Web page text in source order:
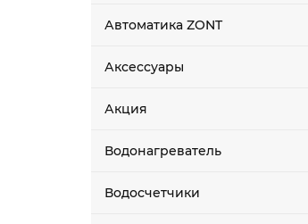
Автоматика ZONT
Аксессуары
Акция
Водонагреватель
Водосчетчики